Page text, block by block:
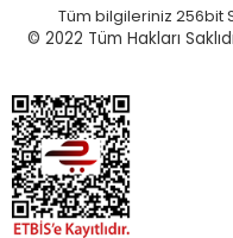
Tüm bilgileriniz 256bit
© 2022 Tüm Hakları